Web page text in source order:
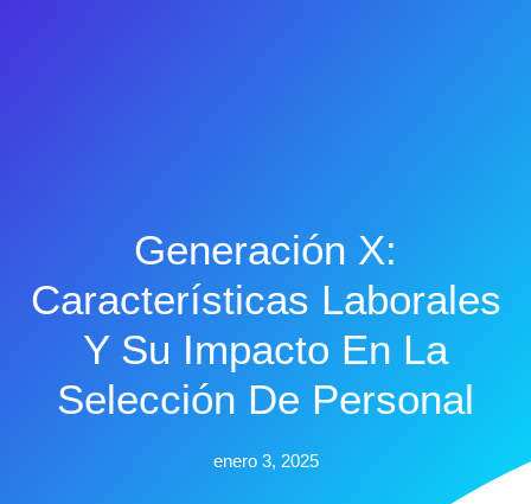
Generación X:
Características Laborales
Y Su Impacto En La
Selección De Personal
enero 3, 2025